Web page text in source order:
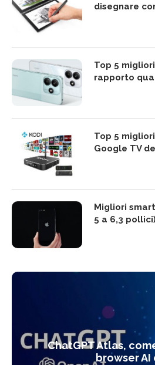
disegnare
Top 5
rapporto
Top 5
Google TV
Migliori
5 a 6,3
ChatGPT Atlas,
browser AI